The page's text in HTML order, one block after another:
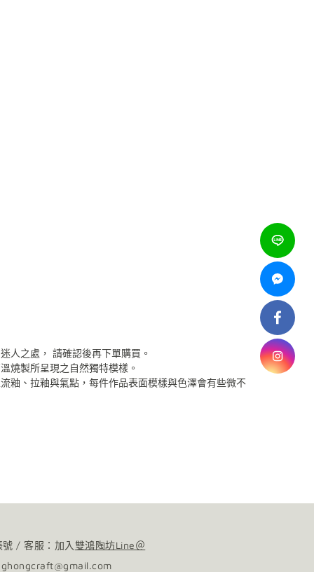
人之處， 請確認後再下單購買。
燒製所呈現之自然獨特模樣。
釉、拉釉與氣點，每件作品表面模樣與色澤會有些微不
號 / 客服：加入 雙鴻陶坊Line＠